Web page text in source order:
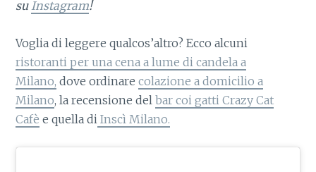
suInstagram!
Voglia di leggere qualcos’altro? Ecco alcuni
ristoranti per una cena a lume di candela a
Milano, dove ordinarecolazione a domicilio a
Milano, la recensione delbar coi gatti Crazy Cat
Cafè e quella di Inscì Milano.